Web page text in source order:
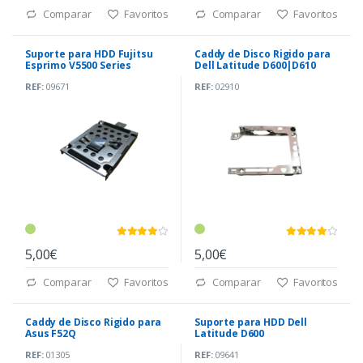
Comparar Favoritos Comparar Favoritos
Suporte para HDD Fujitsu
Esprimo V5500 Series
REF:09671
5,00€
Comparar Favoritos
Caddy de Disco Rigido para
Dell Latitude D600|D610
REF:02910
5,00€
Comparar Favoritos
Caddy de Disco Rigido para
Asus F52Q
REF:01305
Suporte para HDD Dell
Latitude D600
REF:09641